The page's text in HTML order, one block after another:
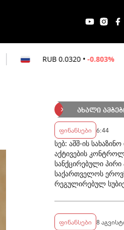
0.0320 • -0.803% TRY
ახალი
ფინანსები 6:44
სებ: აშშ-ის
აქტივების
სანქცირებული
საქართველოს
რეგულირებულ
ფინანსები 8